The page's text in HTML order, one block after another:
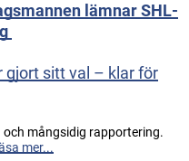
lämnar SHL-
gjort sitt val – klar för
mångsidig rapportering.
mer...